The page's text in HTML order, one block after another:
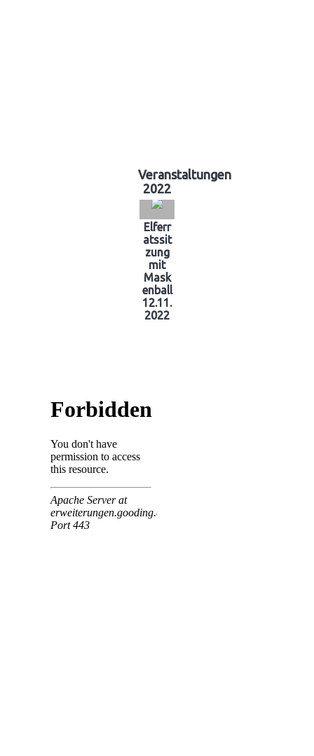
Veranstaltungen
2022
Elferr
atssit
zung
mit
Mask
enball
12.11.
2022